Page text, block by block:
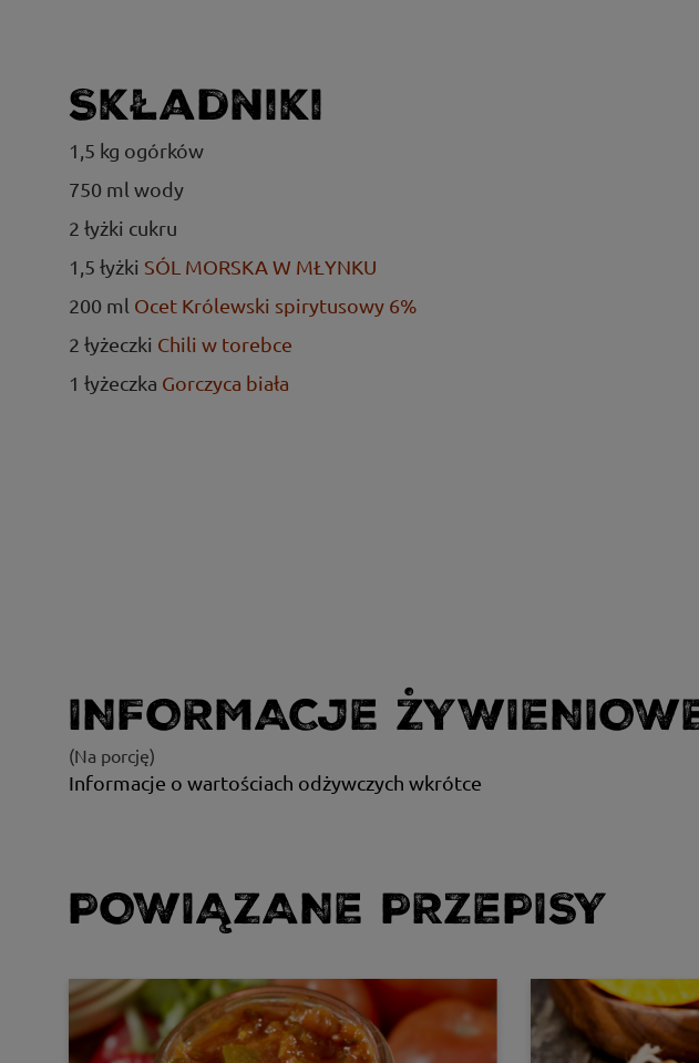
Składniki
1,5 kg ogórków
750 ml wody
2 łyżki cukru
1,5 łyżki SÓL MORSKA W MŁYNKU
200 ml Ocet Królewski spirytusowy 6%
2 łyżeczki Chili w torebce
1 łyżeczka Gorczyca biała
INFORMACJE
(Na porcję)
Informacje o wartościach odżywczych wkrótce
POWIĄZANE PRZEPISY